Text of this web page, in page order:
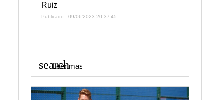
Ruiz
Publicado : 09/06/2023 20:37:45
search
Leer mas